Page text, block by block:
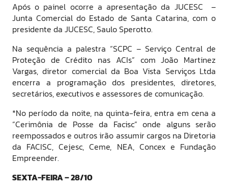
Após o painel ocorre a apresentação da JUCESC –
Junta Comercial do Estado de Santa Catarina, com o
presidente da JUCESC, Saulo Sperotto.
Na sequência a palestra “SCPC – Serviço Central de
Proteção de Crédito nas ACIs” com João Martinez
Vargas, diretor comercial da Boa Vista Serviços Ltda
encerra a programação dos presidentes, diretores,
secretários, executivos e assessores de comunicação.
*No período da noite, na quinta-feira, entra em cena a
“Cerimônia de Posse da Facisc” onde alguns serão
reempossados e outros irão assumir cargos na Diretoria
da FACISC, Cejesc, Ceme, NEA, Concex e Fundação
Empreender.
SEXTA-FEIRA – 28/10